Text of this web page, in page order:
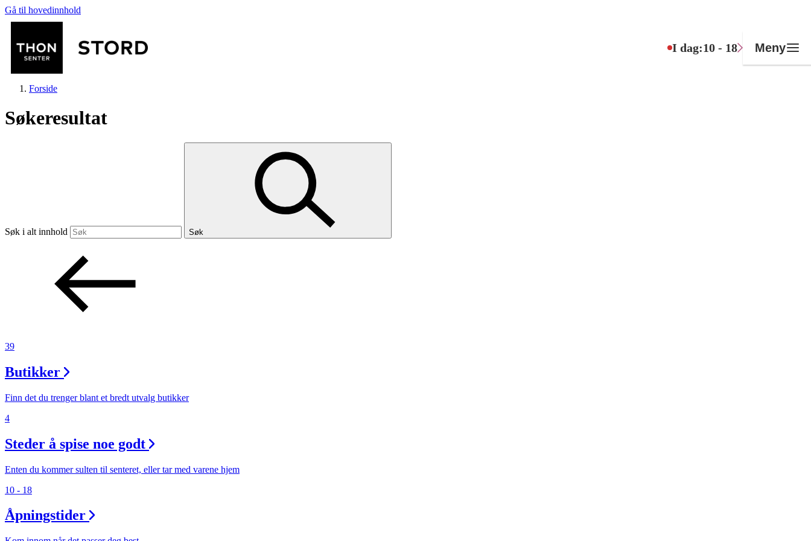
Gå til hovedinnhold
I dag:10 - 18 Meny
Mat og drikke
Helse
Aktiviteter
Inspirasjon
Søk
Praktisk informasjon
Forside
Søkeresultat
Søk i alt innhold Søk
39
Butikker
Finn det du trenger blant et bredt utvalg butikker
4
Steder å spise noe godt
Enten du kommer sulten til senteret, eller tar med varene hjem
10 - 18
Åpningstider